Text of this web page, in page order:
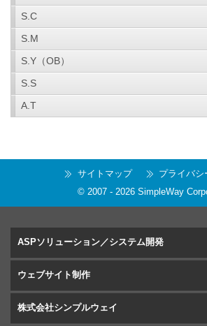
S.C
S.M
S.Y（OB）
S.S
A.T
サイトマップ
プライバシ
© 2007 - 2026 SimpleWay
ASPソリューション／システム開発
ウェブサイト制作
株式会社シンプルウェイ